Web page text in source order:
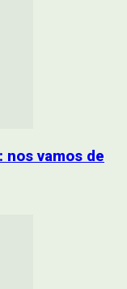
nos vamos de